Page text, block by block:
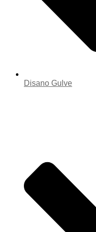
Disano Gulve